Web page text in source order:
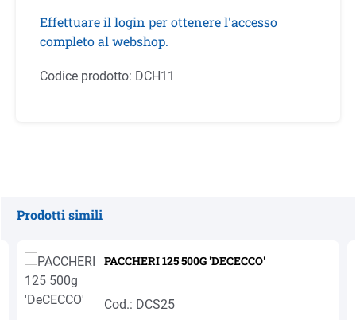
Effettuare il login per ottenere l'accesso
completo al webshop.
Codice prodotto: DCH11
Prodotti simili
PACCHERI 125 500G 'DECECCO'
Cod.: DCS25